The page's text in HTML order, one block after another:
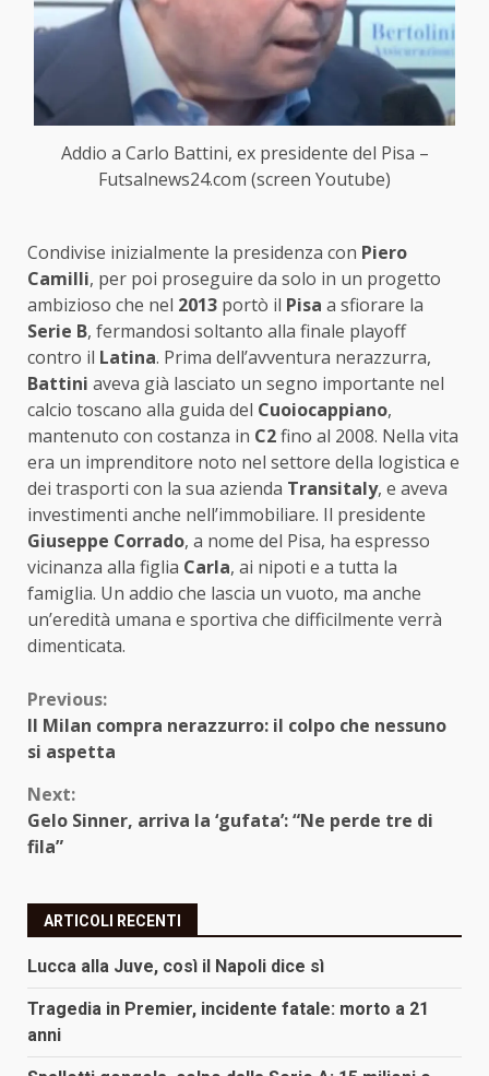
Addio a Carlo Battini, ex presidente del Pisa –
Futsalnews24.com (screen Youtube)
Condivise inizialmente la presidenza con Piero
Camilli, per poi proseguire da solo in un progetto
ambizioso che nel 2013 portò il Pisa a sfiorare la
Serie B, fermandosi soltanto alla finale playoff
contro il Latina. Prima dell’avventura nerazzurra,
Battini aveva già lasciato un segno importante nel
calcio toscano alla guida del Cuoiocappiano,
mantenuto con costanza in C2fino al 2008. Nella vita
era un imprenditore noto nel settore della logistica e
dei trasporti con la sua azienda Transitaly, e aveva
investimenti anche nell’immobiliare. Il presidente
Giuseppe Corrado, a nome del Pisa, ha espresso
vicinanza alla figlia Carla, ai nipoti e a tutta la
famiglia. Un addio che lascia un vuoto, ma anche
un’eredità umana e sportiva che difficilmente verrà
dimenticata.
Continue
Reading
Previous:
Il Milan compra nerazzurro: il colpo che nessuno
si aspetta
Next:
Gelo Sinner, arriva la ‘gufata’: “Ne perde tre di
fila”
ARTICOLI RECENTI
Lucca alla Juve, così il Napoli dice sì
Tragedia in Premier, incidente fatale: morto a 21
anni